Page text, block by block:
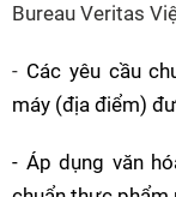
Bureau Veritas
- Các yêu cầu
máy (địa điểm)
- Áp dụng văn